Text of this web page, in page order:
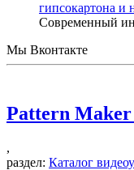
гипсокартона и
Современный
Мы Вконтакте
Pattern Maker
,
раздел: Каталог